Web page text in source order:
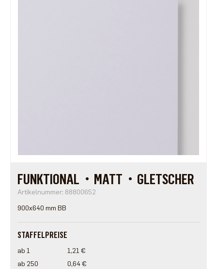
FUNKTIONAL・MATT・GLETSCHER
Artikelnummer: 88800652
900x640 mm BB
STAFFELPREISE
ab 1
1,21 €
ab 250
0,64 €